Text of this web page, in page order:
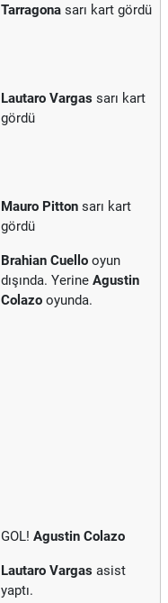
Tarragona sarı kart gördü
Lautaro Vargas sarı kart
gördü
Mauro Pitton sarı kart
gördü
Brahian Cuello oyun
dışında. Yerine Agustin
Colazo oyunda.
GOL! Agustin Colazo
Lautaro Vargas asist
yaptı.